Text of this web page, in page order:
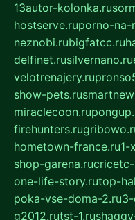
13autor-kolonka.ru
hostserve.ruporno-na-
neznobi.rubigfatcc.ru
delfinet.rusilvernano.ru
velotrenajery.ru
show-pets.ru
miraclecoon.ru
firehunters.ru
hometown-france.ru1-
shop-garena.ru
one-life-story.rutop-
poka-vse-doma-2.ru
g2012.rutst-1.ru